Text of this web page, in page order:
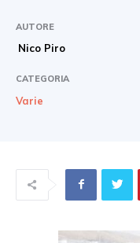
AUTORE
Nico Piro
CATEGORIA
Varie